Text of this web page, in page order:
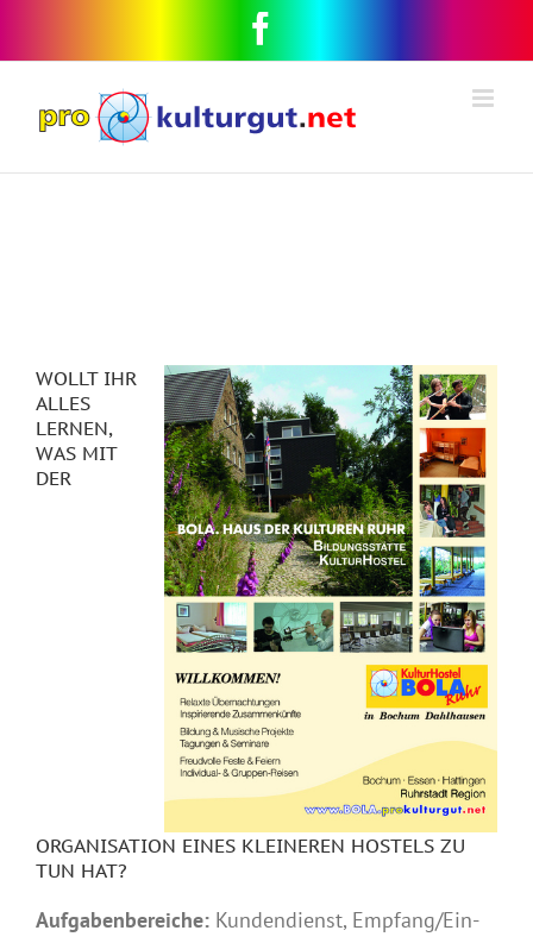
WOLLT IHR
ALLES
LERNEN,
WAS MIT
DER
ORGANISATION EINES KLEINEREN HOSTELS ZU
TUN HAT?
Aufgabenbereiche: Kundendienst, Empfang/Ein-